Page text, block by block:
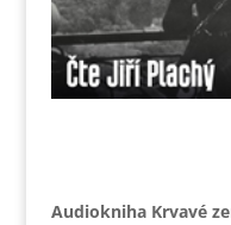
Audiokniha Krvavé